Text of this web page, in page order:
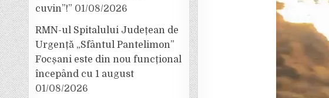
cuvin”!” 01/08/2026
RMN-ul Spitalului Județean de
Urgență „Sfântul Pantelimon”
Focșani este din nou funcțional
începând cu 1 august
01/08/2026